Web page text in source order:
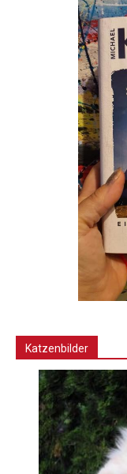
Katzenbilder